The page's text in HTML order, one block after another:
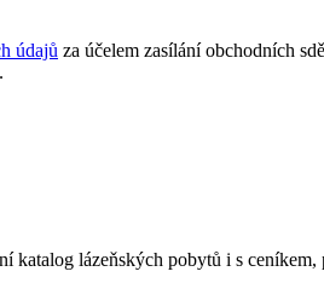
údajů za účelem zasílání obchodních
katalog lázeňských pobytů i s